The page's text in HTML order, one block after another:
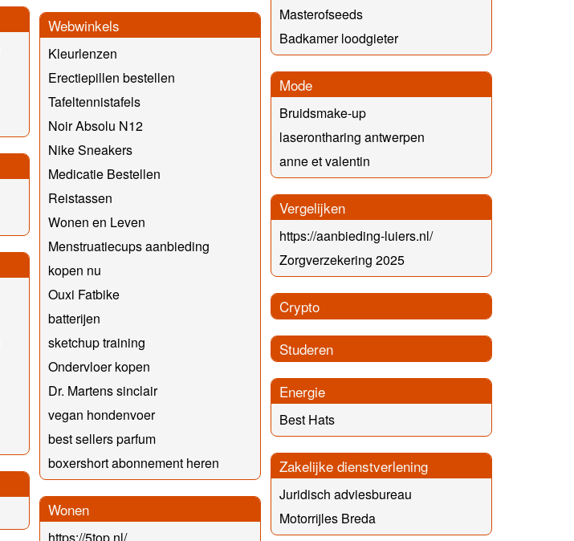
Webwinkels
Kleurlenzen
Erectiepillen bestellen
Tafeltennistafels
Noir Absolu N12
Nike Sneakers
Medicatie Bestellen
Reistassen
Wonen en Leven
Menstruatiecups aanbieding
kopen nu
Ouxi Fatbike
batterijen
sketchup training
Ondervloer kopen
Dr. Martens sinclair
vegan hondenvoer
best sellers parfum
boxershort abonnement heren
Wonen
https://5top.nl/
Masterofseeds
Badkamer loodgieter
Mode
Bruidsmake-up
laserontharing antwerpen
anne et valentin
Vergelijken
https://aanbieding-luiers.nl/
Zorgverzekering 2025
Crypto
Studeren
Energie
Best Hats
Zakelijke dienstverlening
Juridisch adviesbureau
Motorrijles Breda